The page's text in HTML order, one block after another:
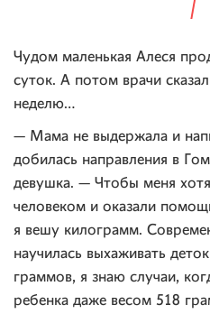
Чудом маленькая Алеся
суток. А потом врачи
неделю…
— Мама не выдержала и
добилась направления в
девушка. — Чтобы меня
человеком и оказали
я вешу килограмм.
научилась выхаживать
граммов, я знаю случаи,
ребенка даже весом 518